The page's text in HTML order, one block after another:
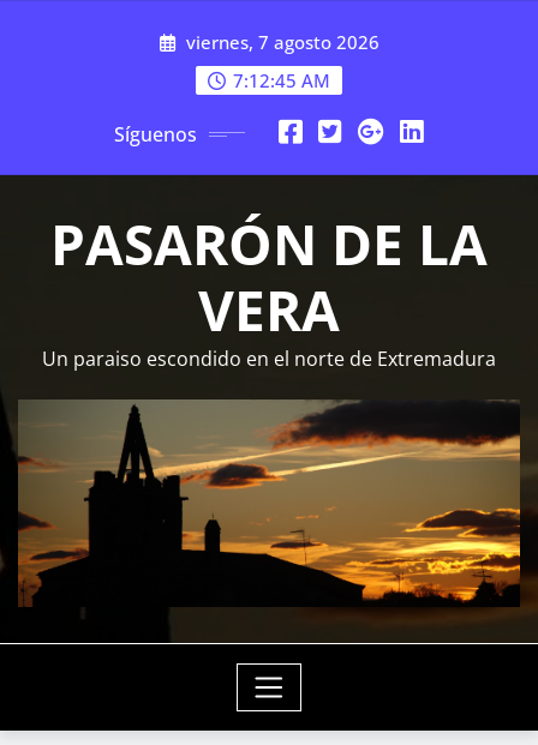
viernes, 7 agosto 2026
7:12:45 AM
Síguenos
PASARÓN DE LA
VERA
Un paraiso escondido en el norte de Extremadura